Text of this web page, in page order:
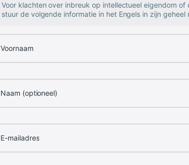
Voor klachten over inbreuk op intellectueel eigendom
stuur de volgende informatie in het Engels in zijn geheel
Voornaam
Naam (optioneel)
E-mailadres